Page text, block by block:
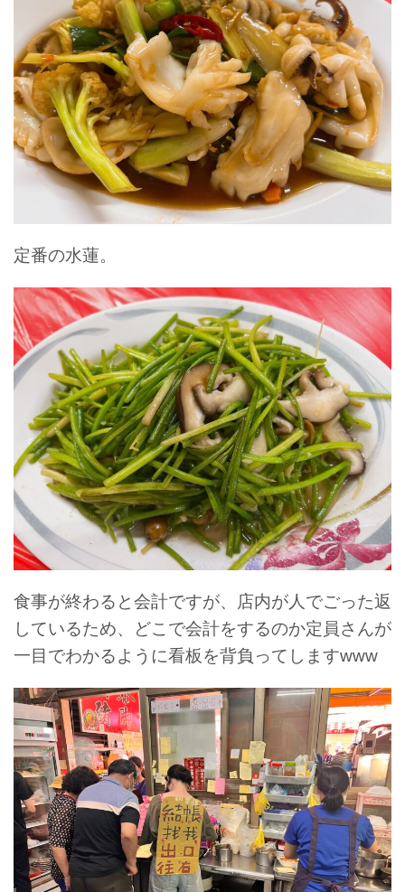
定番の水蓮。
食事が終わると会計ですが、店内が人でごった返
しているため、どこで会計をするのか定員さんが
一目でわかるように看板を背負ってしますwww